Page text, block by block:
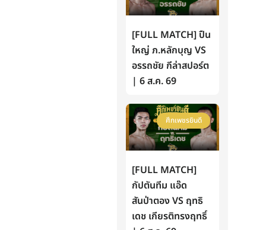
[FULL MATCH] ปืน
ใหญ่ ภ.หลักบุญ VS
อรรถชัย กีล่าสปอร์ต
| 6 ส.ค. 69
ศึกเพชรยินดี
[FULL MATCH]
กัปตันทีม แอ๊ด
สันป่าตอง VS ฤทธิ
เดช เกียรติทรงฤทธิ์